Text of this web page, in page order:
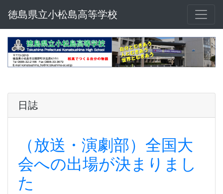
徳島県立小松島高等学校
日誌
（放送・演劇部）全国大
会への出場が決まりまし
た